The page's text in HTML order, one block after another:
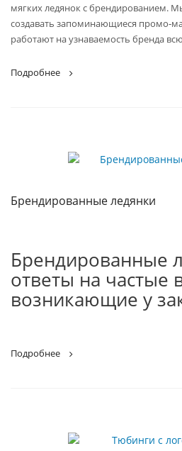
мягких ледянок с брендированием.
создавать запоминающиеся
работают на узнаваемость бренда
Подробнее
Брендированные ледянки
Брендированные
ответы на частые
возникающие у
Подробнее